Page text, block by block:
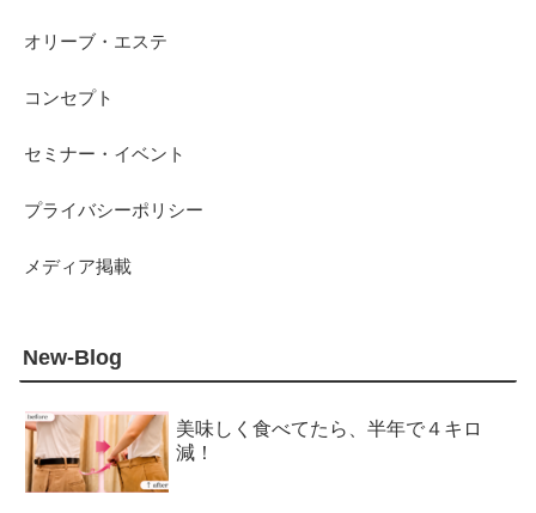
オリーブ・エステ
コンセプト
セミナー・イベント
プライバシーポリシー
メディア掲載
New-Blog
美味しく食べてたら、半年で４キロ
減！